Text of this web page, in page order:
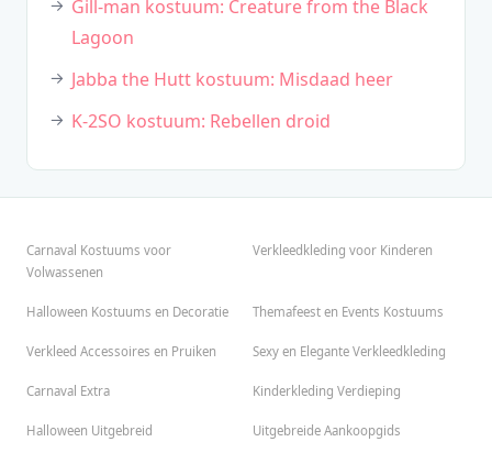
Gill-man kostuum: Creature from the Black
Lagoon
Jabba the Hutt kostuum: Misdaad heer
K-2SO kostuum: Rebellen droid
Carnaval Kostuums voor
Volwassenen
Verkleedkleding voor Kinderen
Halloween Kostuums en Decoratie Themafeest en Events Kostuums
Verkleed Accessoires en Pruiken Sexy en Elegante Verkleedkleding
Carnaval Extra Kinderkleding Verdieping
Halloween Uitgebreid Uitgebreide Aankoopgids